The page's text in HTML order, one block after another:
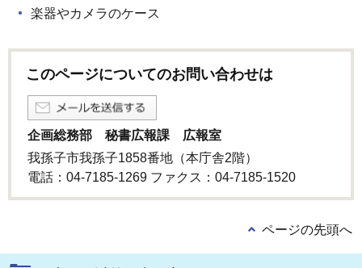
楽器やカメラのケース
このページについてのお問い合わせは
企画総務部 秘書広報課 広報室
我孫子市我孫子1858番地（本庁舎2階）
電話：04-7185-1269 ファクス：04-7185-1520
ページの先頭へ